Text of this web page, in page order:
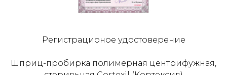
Регистрационое удостоверение
Шприц-пробирка полимерная центрифужная,